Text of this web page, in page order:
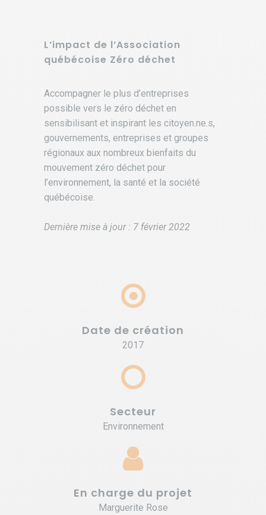
L’impact de l’Association
québécoise Zéro déchet
Accompagner le plus d’entreprises
possible vers le zéro déchet en
sensibilisant et inspirant les citoyen.ne.s,
gouvernements, entreprises et groupes
régionaux aux nombreux bienfaits du
mouvement zéro déchet pour
l’environnement, la santé et la société
québécoise.
Dernière mise à jour : 7 février 2022
Date de création
2017
Secteur
Environnement
En charge du projet
Marguerite Rose